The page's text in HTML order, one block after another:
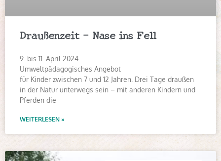
Draußenzeit – Nase ins Fell
9. bis 11. April 2024
Umweltpädagogisches Angebot
für Kinder zwischen 7 und 12 Jahren. Drei Tage draußen
in der Natur unterwegs sein – mit anderen Kindern und
Pferden die
WEITERLESEN »